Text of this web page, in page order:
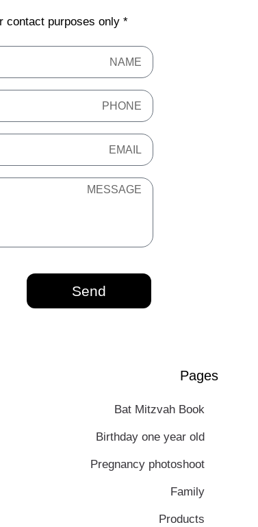
* We don't like spam, your email is for contact purposes only
Send
Pages
Bat Mitzvah Book
Birthday one year old
Pregnancy photoshoot
Family
Products